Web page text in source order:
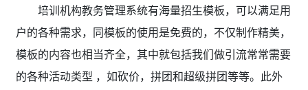
培训机构教务管理系统有海量招生模板，可以满足用
户的各种需求，同模板的使用是免费的，不仅制作精美，
模板的内容也相当齐全，其中就包括我们做引流常常需要
的各种活动类型 ，如砍价，拼团和超级拼团等等。此外